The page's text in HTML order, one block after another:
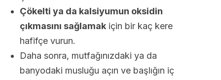
Çökelti ya da kalsiyumun oksidin
çıkmasını sağlamak için bir kaç kere
hafifçe vurun.
Daha sonra, mutfağınızdaki ya da
banyodaki musluğu açın ve başlığın iç